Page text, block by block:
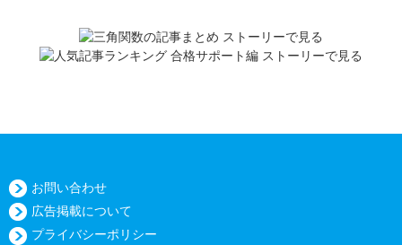
お問い合わせ
広告掲載について
プライバシーポリシー